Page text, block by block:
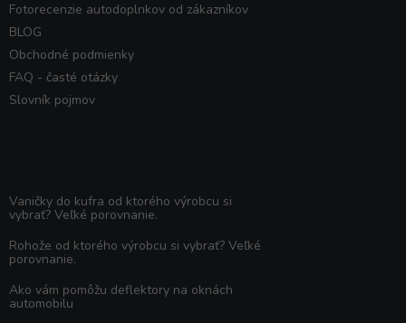
Fotorecenzie autodoplnkov od zákazníkov
BLOG
Obchodné podmienky
FAQ - časté otázky
Slovník pojmov
Vaničky do kufra od ktorého výrobcu si
vybrať? Veľké porovnanie.
Rohože od ktorého výrobcu si vybrať? Veľké
porovnanie.
Ako vám pomôžu deflektory na oknách
automobilu